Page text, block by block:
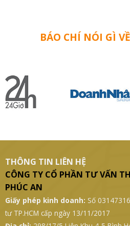
BÁO CHÍ NÓI GÌ
THÔNG TIN LIÊN HỆ
CÔNG TY CỔ PHẦN TƯ VẤN
PHÚC AN
Giấy phép kinh doanh:
Số
tư TP.HCM cấp ngày 13/11/2017
Địa chỉ:
298/17/5 Liên Khu 4-5 Bình